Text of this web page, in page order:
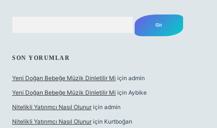
SON YORUMLAR
Yeni Doğan Bebeğe Müzik Dinletilir Mi için admin
Yeni Doğan Bebeğe Müzik Dinletilir Mi için Aybike
Nitelikli Yatırımcı Nasıl Olunur için admin
Nitelikli Yatırımcı Nasıl Olunur için Kurtboğan